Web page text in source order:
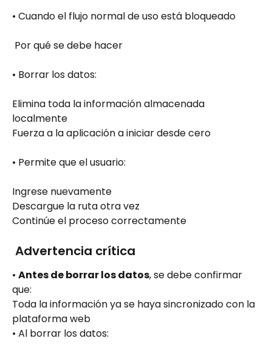
• Cuando el flujo normal de uso está bloqueado
Por qué se debe hacer
• Borrar los datos:
Elimina toda la información almacenada
localmente
Fuerza a la aplicación a iniciar desde cero
• Permite que el usuario:
Ingrese nuevamente
Descargue la ruta otra vez
Continúe el proceso correctamente
Advertencia crítica
• Antes de borrar los datos, se debe confirmar
que:
Toda la información ya se haya sincronizado con la
plataforma web
• Al borrar los datos: